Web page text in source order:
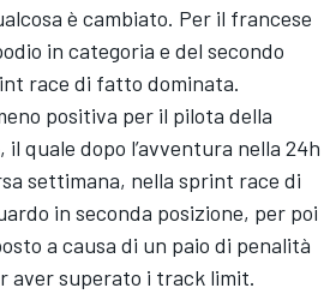
è cambiato. Per il francese
in categoria e del secondo
race di fatto dominata.
positiva per il pilota della
il quale dopo l’avventura nella 24h
settimana, nella sprint race di
in seconda posizione, per poi
a causa di un paio di penalità
aver superato i track limit.